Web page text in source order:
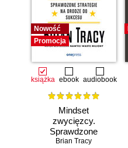
Nowość
Promocja
książka ebook audiobook
Mindset
zwycięzcy.
Sprawdzone
strategie na drodze
Brian Tracy